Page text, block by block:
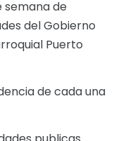
semana de
del Gobierno
Puerto
de cada una